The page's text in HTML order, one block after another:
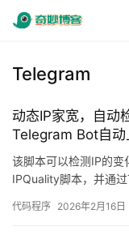
Telegram
动态IP家宽，自动
Telegram Bot自动
片）
该脚本可以检测IP的变
IPQuality脚本，并通
代码程序 2026年2月16日